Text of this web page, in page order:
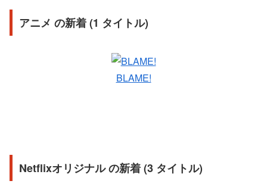
アニメ の新着 (1 タイトル)
BLAME!
Netflixオリジナル の新着 (3 タイトル)